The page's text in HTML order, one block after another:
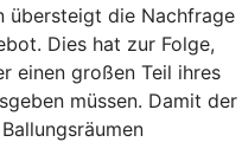
übersteigt die Nachfrage
Dies hat zur Folge,
einen großen Teil ihres
müssen. Damit der